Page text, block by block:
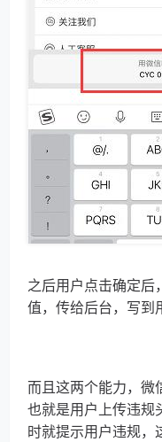
之后用户点击确定
值，传给后台，写到
而且这两个能力，微
也就是用户上传违规
时就提示用户违规，